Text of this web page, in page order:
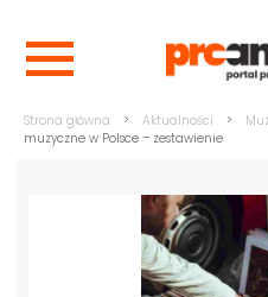
Strona główna > Aktualności >
muzyczne w Polsce – zestawienie